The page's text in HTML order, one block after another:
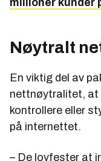
millioner kunder
Nøytralt
En viktig del av
nettnøytralitet, at
kontrollere eller
på internettet.
– De lovfester at